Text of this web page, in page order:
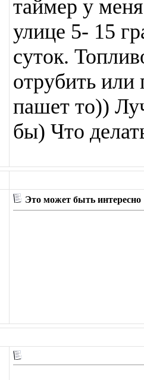
таймер у
улице 5- 15
суток.
отрубить или
пашет то))
бы) Что
Это может быть интересно